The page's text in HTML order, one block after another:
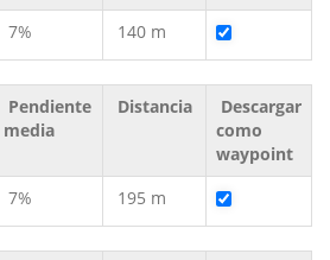
7% 140 m
Pendiente
media
Distancia
Descargar
como
waypoint
7% 195 m